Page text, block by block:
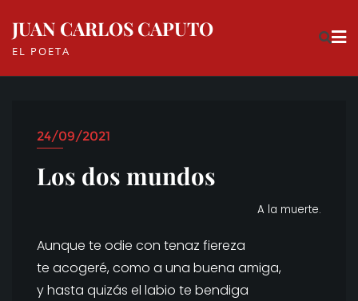
content
JUAN CARLOS CAPUTO
EL POETA
24/09/2021
Los dos mundos
A la muerte.
Aunque te odie con tenaz fiereza
te acogeré, como a una buena amiga,
y hasta quizás el labio te bendiga